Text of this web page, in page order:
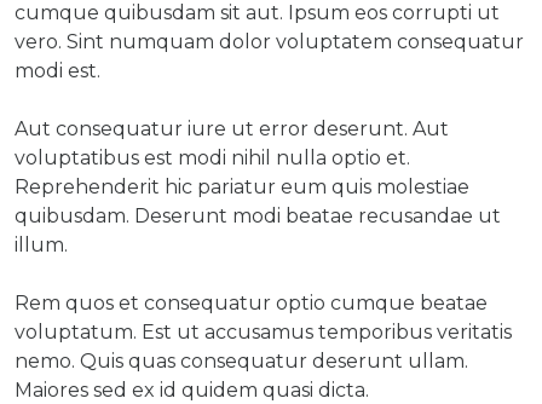
cumque quibusdam sit aut. Ipsum eos corrupti ut
vero. Sint numquam dolor voluptatem consequatur
modi est.
Aut consequatur iure ut error deserunt. Aut
voluptatibus est modi nihil nulla optio et.
Reprehenderit hic pariatur eum quis molestiae
quibusdam. Deserunt modi beatae recusandae ut
illum.
Rem quos et consequatur optio cumque beatae
voluptatum. Est ut accusamus temporibus veritatis
nemo. Quis quas consequatur deserunt ullam.
Maiores sed ex id quidem quasi dicta.